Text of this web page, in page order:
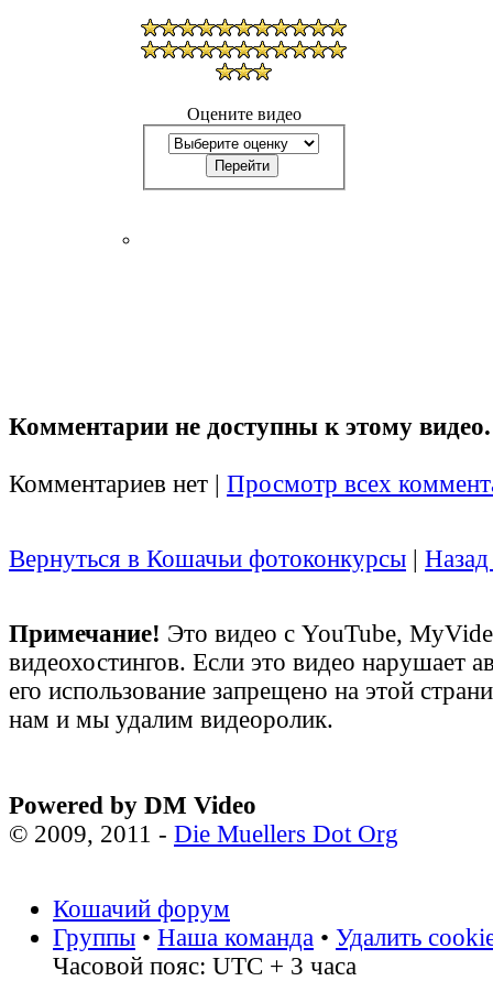
Оцените видео
Комментарии не доступны к этому видео.
Комментариев нет | Просмотр всех
Вернуться в Кошачьи фотоконкурсы |
Примечание! Это видео с YouTube,
видеохостингов. Если это видео нарушает
его использование запрещено на этой
нам и мы удалим видеоролик.
Powered by DM Video
© 2009, 2011 - Die Muellers Dot Org
Кошачий форум
Группы • Наша команда • Удалить
Часовой пояс: UTC + 3 часа